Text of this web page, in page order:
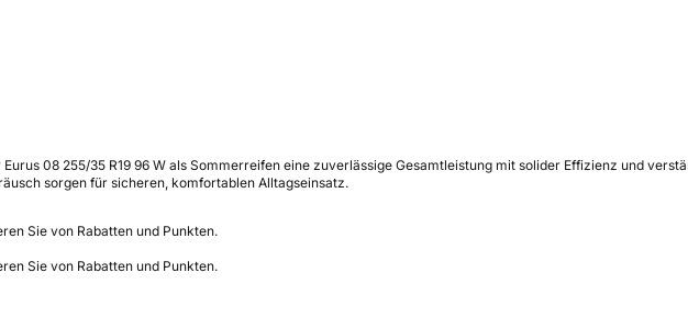
08 255/35 R19 96 W als Sommerreifen eine zuverlässige Gesamtleistung mit solider Effizienz und
sorgen für sicheren, komfortablen Alltagseinsatz.
Sie von Rabatten und Punkten.
Sie von Rabatten und Punkten.